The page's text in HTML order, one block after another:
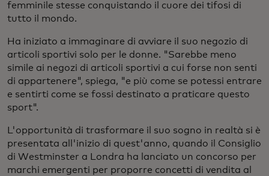
femminile stesse conquistando il cuore dei tifosi di
tutto il mondo.
Ha iniziato a immaginare di avviare il suo negozio di
articoli sportivi solo per le donne. "Sarebbe meno
simile ai negozi di articoli sportivi a cui forse non senti
di appartenere", spiega, "e più come se potessi entrare
e sentirti come se fossi destinato a praticare questo
sport".
L'opportunità di trasformare il suo sogno in realtà si è
presentata all'inizio di quest'anno, quando il Consiglio
di Westminster a Londra ha lanciato un concorso per
marchi emergenti per proporre concetti di vendita al